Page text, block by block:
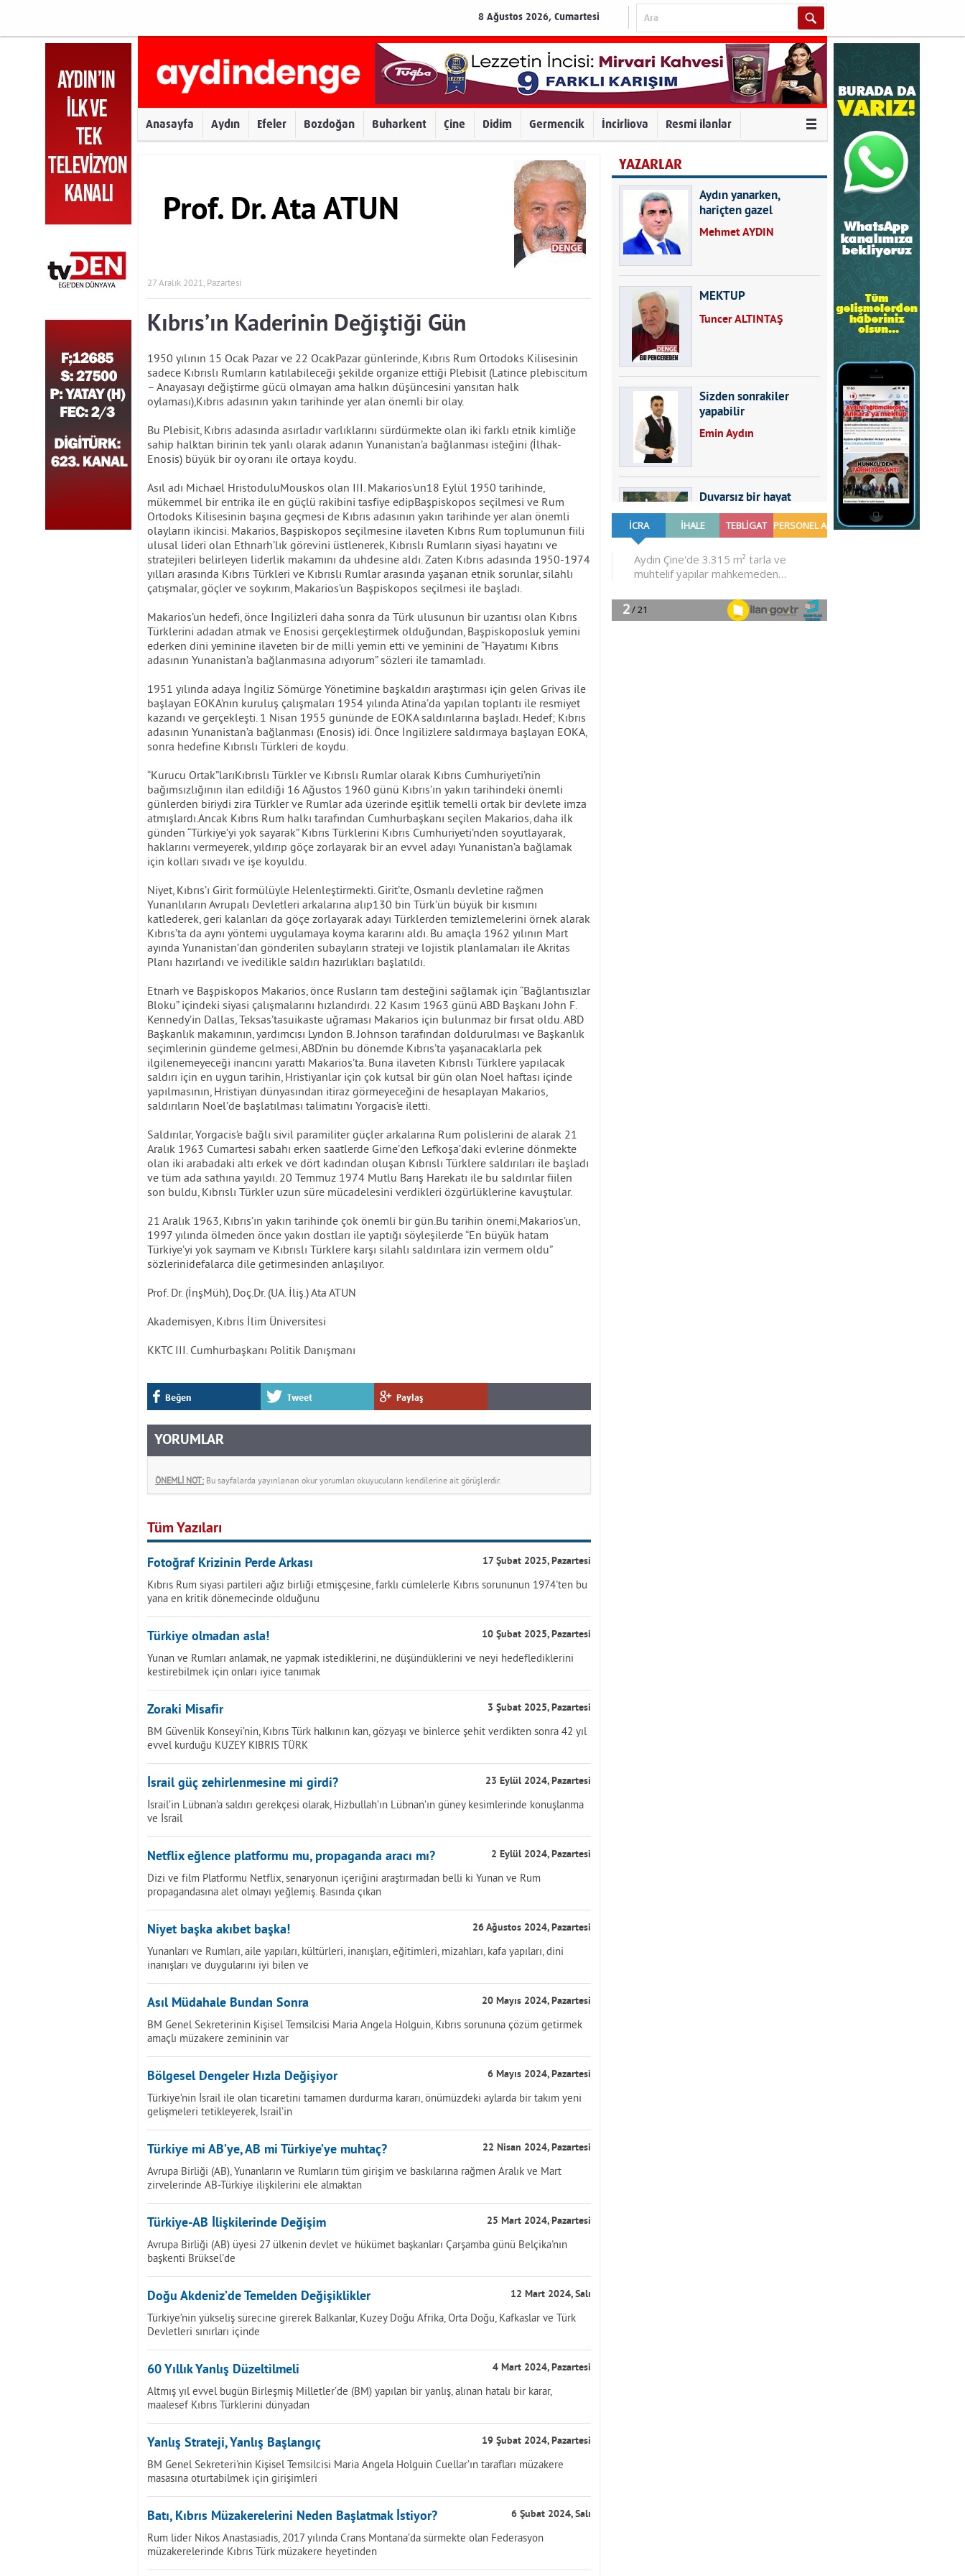
8 Ağustos 2026, Cumartesi
Anasayfa Aydın Efeler Bozdoğan Buharkent Çine Didim Germencik İncirliova Resmi ilanlar
Prof. Dr. Ata ATUN
27 Aralık 2021, Pazartesi
Kıbrıs’ın Kaderinin Değiştiği Gün
1950 yılının 15 Ocak Pazar ve 22 OcakPazar günlerinde, Kıbrıs Rum Ortodoks Kilisesinin
sadece Kıbrıslı Rumların katılabileceği şekilde organize ettiği Plebisit (Latince plebiscitum
– Anayasayı değiştirme gücü olmayan ama halkın düşüncesini yansıtan halk
oylaması),Kıbrıs adasının yakın tarihinde yer alan önemli bir olay.
Bu Plebisit, Kıbrıs adasında asırladır varlıklarını sürdürmekte olan iki farklı etnik kimliğe
sahip halktan birinin tek yanlı olarak adanın Yunanistan’a bağlanması isteğini (İlhak-
Enosis) büyük bir oy oranı ile ortaya koydu.
Asıl adı Michael HristoduluMouskos olan III. Makarios’un18 Eylül 1950 tarihinde,
mükemmel bir entrika ile en güçlü rakibini tasfiye edipBaşpiskopos seçilmesi ve Rum
Ortodoks Kilisesinin başına geçmesi de Kıbrıs adasının yakın tarihinde yer alan önemli
olayların ikincisi. Makarios, Başpiskopos seçilmesine ilaveten Kıbrıs Rum toplumunun fiili
ulusal lideri olan Ethnarh’lık görevini üstlenerek, Kıbrıslı Rumların siyasi hayatını ve
stratejileri belirleyen liderlik makamını da uhdesine aldı. Zaten Kıbrıs adasında 1950-1974
yılları arasında Kıbrıs Türkleri ve Kıbrıslı Rumlar arasında yaşanan etnik sorunlar, silahlı
çatışmalar, göçler ve soykırım, Makarios’un Başpiskopos seçilmesi ile başladı.
Makarios’un hedefi, önce İngilizleri daha sonra da Türk ulusunun bir uzantısı olan Kıbrıs
Türklerini adadan atmak ve Enosisi gerçekleştirmek olduğundan, Başpiskoposluk yemini
ederken dini yeminine ilaveten bir de milli yemin etti ve yeminini de “Hayatımı Kıbrıs
adasının Yunanistan’a bağlanmasına adıyorum” sözleri ile tamamladı.
1951 yılında adaya İngiliz Sömürge Yönetimine başkaldırı araştırması için gelen Grivas ile
başlayan EOKA’nın kuruluş çalışmaları 1954 yılında Atina’da yapılan toplantı ile resmiyet
kazandı ve gerçekleşti. 1 Nisan 1955 gününde de EOKA saldırılarına başladı. Hedef; Kıbrıs
adasının Yunanistan’a bağlanması (Enosis) idi. Önce İngilizlere saldırmaya başlayan EOKA,
sonra hedefine Kıbrıslı Türkleri de koydu.
“Kurucu Ortak”larıKıbrıslı Türkler ve Kıbrıslı Rumlar olarak Kıbrıs Cumhuriyeti’nin
bağımsızlığının ilan edildiği 16 Ağustos 1960 günü Kıbrıs’ın yakın tarihindeki önemli
günlerden biriydi zira Türkler ve Rumlar ada üzerinde eşitlik temelli ortak bir devlete imza
atmışlardı.Ancak Kıbrıs Rum halkı tarafından Cumhurbaşkanı seçilen Makarios, daha ilk
günden “Türkiye’yi yok sayarak” Kıbrıs Türklerini Kıbrıs Cumhuriyeti’nden soyutlayarak,
haklarını vermeyerek, yıldırıp göçe zorlayarak bir an evvel adayı Yunanistan’a bağlamak
için kolları sıvadı ve işe koyuldu.
Niyet, Kıbrıs’ı Girit formülüyle Helenleştirmekti. Girit’te, Osmanlı devletine rağmen
Yunanlıların Avrupalı Devletleri arkalarına alıp130 bin Türk’ün büyük bir kısmını
katlederek, geri kalanları da göçe zorlayarak adayı Türklerden temizlemelerini örnek alarak
Kıbrıs’ta da aynı yöntemi uygulamaya koyma kararını aldı. Bu amaçla 1962 yılının Mart
ayında Yunanistan’dan gönderilen subayların strateji ve lojistik planlamaları ile Akritas
Planı hazırlandı ve ivedilikle saldırı hazırlıkları başlatıldı.
Etnarh ve Başpiskopos Makarios, önce Rusların tam desteğini sağlamak için “Bağlantısızlar
Bloku” içindeki siyasi çalışmalarını hızlandırdı. 22 Kasım 1963 günü ABD Başkanı John F.
Kennedy’in Dallas, Teksas’tasuikaste uğraması Makarios için bulunmaz bir fırsat oldu. ABD
Başkanlık makamının, yardımcısı Lyndon B. Johnson tarafından doldurulması ve Başkanlık
seçimlerinin gündeme gelmesi, ABD’nin bu dönemde Kıbrıs’ta yaşanacaklarla pek
ilgilenemeyeceği inancını yarattı Makarios’ta. Buna ilaveten Kıbrıslı Türklere yapılacak
saldırı için en uygun tarihin, Hristiyanlar için çok kutsal bir gün olan Noel haftası içinde
yapılmasının, Hristiyan dünyasından itiraz görmeyeceğini de hesaplayan Makarios,
saldırıların Noel’de başlatılması talimatını Yorgacis’e iletti.
Saldırılar, Yorgacis’e bağlı sivil paramiliter güçler arkalarına Rum polislerini de alarak 21
Aralık 1963 Cumartesi sabahı erken saatlerde Girne’den Lefkoşa’daki evlerine dönmekte
olan iki arabadaki altı erkek ve dört kadından oluşan Kıbrıslı Türklere saldırıları ile başladı
ve tüm ada sathına yayıldı. 20 Temmuz 1974 Mutlu Barış Harekatı ile bu saldırılar fiilen
son buldu, Kıbrıslı Türkler uzun süre mücadelesini verdikleri özgürlüklerine kavuştular.
21 Aralık 1963, Kıbrıs’ın yakın tarihinde çok önemli bir gün.Bu tarihin önemi,Makarios’un,
1997 yılında ölmeden önce yakın dostları ile yaptığı söyleşilerde “En büyük hatam
Türkiye’yi yok saymam ve Kıbrıslı Türklere karşı silahlı saldırılara izin vermem oldu”
sözlerinidefalarca dile getirmesinden anlaşılıyor.
Prof. Dr. (İnşMüh), Doç.Dr. (UA. İliş.) Ata ATUN
Akademisyen, Kıbrıs İlim Üniversitesi
KKTC III. Cumhurbaşkanı Politik Danışmanı
Beğen Tweet Paylaş
YORUMLAR
ÖNEMLİ NOT: Bu sayfalarda yayınlanan okur yorumları okuyucuların kendilerine ait görüşlerdir.
Tüm Yazıları
Fotoğraf Krizinin Perde Arkası 17 Şubat 2025, Pazartesi
Kıbrıs Rum siyasi partileri ağız birliği etmişçesine, farklı cümlelerle Kıbrıs sorununun 1974'ten bu
yana en kritik dönemecinde olduğunu
Türkiye olmadan asla! 10 Şubat 2025, Pazartesi
Yunan ve Rumları anlamak, ne yapmak istediklerini, ne düşündüklerini ve neyi hedeflediklerini
kestirebilmek için onları iyice tanımak
Zoraki Misafir 3 Şubat 2025, Pazartesi
BM Güvenlik Konseyi’nin, Kıbrıs Türk halkının kan, gözyaşı ve binlerce şehit verdikten sonra 42 yıl
evvel kurduğu KUZEY KIBRIS TÜRK
İsrail güç zehirlenmesine mi girdi? 23 Eylül 2024, Pazartesi
İsrail’in Lübnan’a saldırı gerekçesi olarak, Hizbullah’ın Lübnan’ın güney kesimlerinde konuşlanma
ve İsrail
Netflix eğlence platformu mu, propaganda aracı mı? 2 Eylül 2024, Pazartesi
Dizi ve film Platformu Netflix, senaryonun içeriğini araştırmadan belli ki Yunan ve Rum
propagandasına alet olmayı yeğlemiş. Basında çıkan
Niyet başka akıbet başka! 26 Ağustos 2024, Pazartesi
Yunanları ve Rumları, aile yapıları, kültürleri, inanışları, eğitimleri, mizahları, kafa yapıları, dini
inanışları ve duygularını iyi bilen ve
Asıl Müdahale Bundan Sonra 20 Mayıs 2024, Pazartesi
BM Genel Sekreterinin Kişisel Temsilcisi Maria Angela Holguin, Kıbrıs sorununa çözüm getirmek
amaçlı müzakere zemininin var
Bölgesel Dengeler Hızla Değişiyor 6 Mayıs 2024, Pazartesi
Türkiye’nin İsrail ile olan ticaretini tamamen durdurma kararı, önümüzdeki aylarda bir takım yeni
gelişmeleri tetikleyerek, İsrail’in
Türkiye mi AB’ye, AB mi Türkiye’ye muhtaç? 22 Nisan 2024, Pazartesi
Avrupa Birliği (AB), Yunanların ve Rumların tüm girişim ve baskılarına rağmen Aralık ve Mart
zirvelerinde AB-Türkiye ilişkilerini ele almaktan
Türkiye-AB İlişkilerinde Değişim 25 Mart 2024, Pazartesi
Avrupa Birliği (AB) üyesi 27 ülkenin devlet ve hükümet başkanları Çarşamba günü Belçika'nın
başkenti Brüksel'de
Doğu Akdeniz’de Temelden Değişiklikler 12 Mart 2024, Salı
Türkiye’nin yükseliş sürecine girerek Balkanlar, Kuzey Doğu Afrika, Orta Doğu, Kafkaslar ve Türk
Devletleri sınırları içinde
60 Yıllık Yanlış Düzeltilmeli 4 Mart 2024, Pazartesi
Altmış yıl evvel bugün Birleşmiş Milletler’de (BM) yapılan bir yanlış, alınan hatalı bir karar,
maalesef Kıbrıs Türklerini dünyadan
Yanlış Strateji, Yanlış Başlangıç 19 Şubat 2024, Pazartesi
BM Genel Sekreteri'nin Kişisel Temsilcisi Maria Angela Holguin Cuellar’ın tarafları müzakere
masasına oturtabilmek için girişimleri
Batı, Kıbrıs Müzakerelerini Neden Başlatmak İstiyor? 6 Şubat 2024, Salı
Rum lider Nikos Anastasiadis, 2017 yılında Crans Montana’da sürmekte olan Federasyon
müzakerelerinde Kıbrıs Türk müzakere heyetinden
YAZARLAR
Aydın yanarken,
hariçten gazel
okuyarak kalpleri de
Mehmet AYDIN
MEKTUP
Tuncer ALTINTAŞ
Sizden sonrakiler
yapabilir
Emin Aydın
Duvarsız bir hayat
Furkan SARICA
GÜNDEMDE NELER
OLMALI?